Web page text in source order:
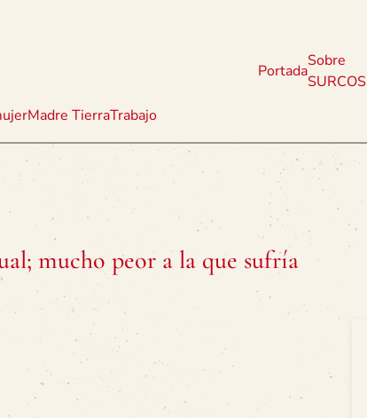
Madre TierraTrabajo
Portada
Sobre
SURCOS
mucho peor a la que sufría